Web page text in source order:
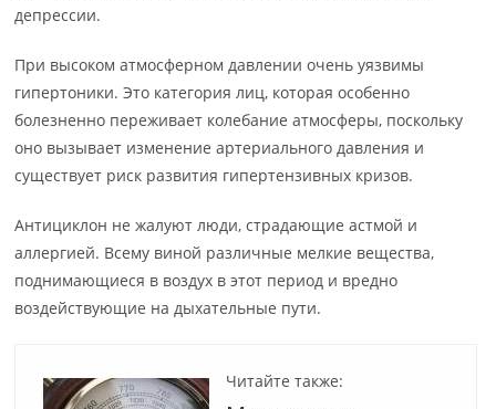
депрессии.
При высоком атмосферном давлении очень уязвимы
гипертоники. Это категория лиц, которая особенно
болезненно переживает колебание атмосферы, поскольку
оно вызывает изменение артериального давления и
существует риск развития гипертензивных кризов.
Антициклон не жалуют люди, страдающие астмой и
аллергией. Всему виной различные мелкие вещества,
поднимающиеся в воздух в этот период и вредно
воздействующие на дыхательные пути.
Читайте также: